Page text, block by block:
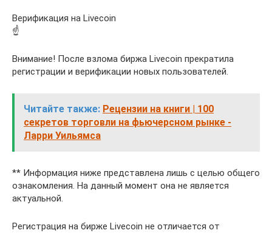
Верификация на Livecoin
☝️
Внимание! После взлома биржа Livecoin прекратила
регистрации и верификации новых пользователей.
Читайте также: Рецензии на книги | 100
секретов торговли на фьючерсном рынке -
Ларри Уильямса
** Информация ниже представлена лишь с целью общего
ознакомления. На данный момент она не является
актуальной.
Регистрация на бирже Livecoin не отличается от